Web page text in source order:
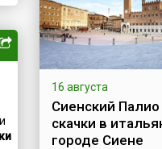
воплощений мечты
человека о полетах
История создания и
развития бумажных
впечатляет своей
протяженностью и
завораживает своей
насыщенностью.
неслучайно
бумажных змеев
16 августа
Сиенский
скачки в
городе Сиене